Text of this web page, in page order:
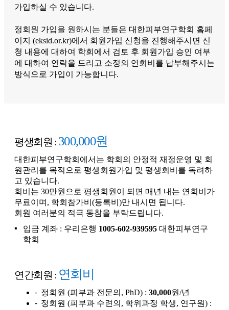
가입하실 수 있습니다.
정회원 가입을 원하시는 분들은 대한피부연구학회 홈페
이지 (eksid.or.kr)에서 회원가입 신청을 진행해주시면 신
청 내용에 대하여 학회에서 검토 후 회원가입 승인 여부
에 대하여 연락을 드리고 소정의 연회비를 납부해주시는
방식으로 가입이 가능합니다.
평생회원 : 300,000원
대한피부연구학회에서는 학회의 안정적 재정운영 및 회
원관리를 목적으로 평생회원가입 및 평생회비를 독려하
고 있습니다.
회비는 30만원으로 평생회원이 되면 매년 내는 연회비 가
무료이며, 학회참가비(등록비)만 내시면 됩니다.
회원 여러분의 적극 동참을 부탁드립니다.
입금 계좌 : 우리은행 1005-602-939595 대한피부연구
학회
연간회원 : 연회비
정회원 (피부과 전문의, PhD) : 30,000원/년
정회원 (피부과 수련의, 학위과정 학생, 연구원) :